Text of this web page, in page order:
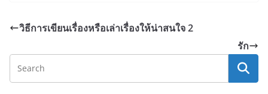
วิธีการเขียนเรื่องหรือเล่าเรื่องให้น่าสนใจ 2
รัก